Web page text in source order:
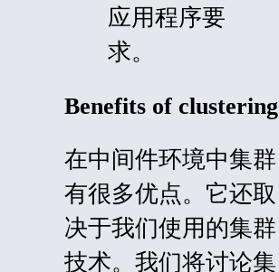
应用程序要
求。
Benefits of clustering
在中间件环境中集群
有很多优点。它还取
决于我们使用的集群
技术。我们将讨论集